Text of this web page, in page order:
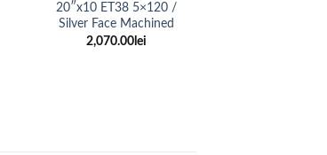
20″x10 ET38 5×120 /
Silver Face Machined
2,070.00 lei